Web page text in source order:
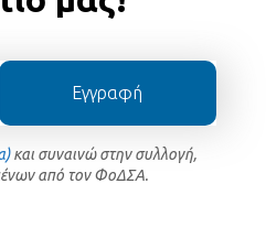
και συναινώ στην συλλογή,
από τον ΦοΔΣΑ.
Εγγραφή